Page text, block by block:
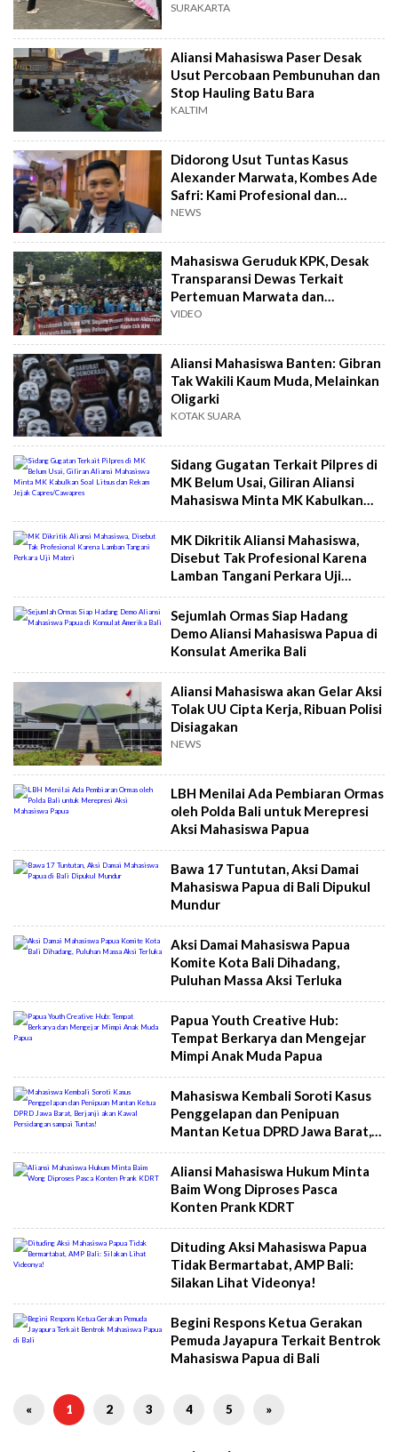
SURAKARTA
Aliansi Mahasiswa Paser Desak
Usut Percobaan Pembunuhan dan
Stop Hauling Batu Bara
KALTIM
Didorong Usut Tuntas Kasus
Alexander Marwata, Kombes Ade
Safri: Kami Profesional dan
Transparan
NEWS
Mahasiswa Geruduk KPK, Desak
Transparansi Dewas Terkait
Pertemuan Marwata dan
Tersangka TPPU
VIDEO
Aliansi Mahasiswa Banten: Gibran
Tak Wakili Kaum Muda, Melainkan
Oligarki
KOTAK SUARA
Sidang Gugatan Terkait Pilpres di
MK Belum Usai, Giliran Aliansi
Mahasiswa Minta MK Kabulkan
Soal Litsus dan Rekam Jejak
Capres/Cawapres
MK Dikritik Aliansi Mahasiswa,
Disebut Tak Profesional Karena
Lamban Tangani Perkara Uji
Materi
Sejumlah Ormas Siap Hadang
Demo Aliansi Mahasiswa Papua di
Konsulat Amerika Bali
Aliansi Mahasiswa akan Gelar Aksi
Tolak UU Cipta Kerja, Ribuan Polisi
Disiagakan
NEWS
LBH Menilai Ada Pembiaran Ormas
oleh Polda Bali untuk Merepresi
Aksi Mahasiswa Papua
Bawa 17 Tuntutan, Aksi Damai
Mahasiswa Papua di Bali Dipukul
Mundur
Aksi Damai Mahasiswa Papua
Komite Kota Bali Dihadang,
Puluhan Massa Aksi Terluka
Papua Youth Creative Hub:
Tempat Berkarya dan Mengejar
Mimpi Anak Muda Papua
Mahasiswa Kembali Soroti Kasus
Penggelapan dan Penipuan
Mantan Ketua DPRD Jawa Barat,
Berjanji akan Kawal Persidangan
sampai Tuntas!
Aliansi Mahasiswa Hukum Minta
Baim Wong Diproses Pasca
Konten Prank KDRT
Dituding Aksi Mahasiswa Papua
Tidak Bermartabat, AMP Bali:
Silakan Lihat Videonya!
Begini Respons Ketua Gerakan
Pemuda Jayapura Terkait Bentrok
Mahasiswa Papua di Bali
« 1 2 3 4 5 »